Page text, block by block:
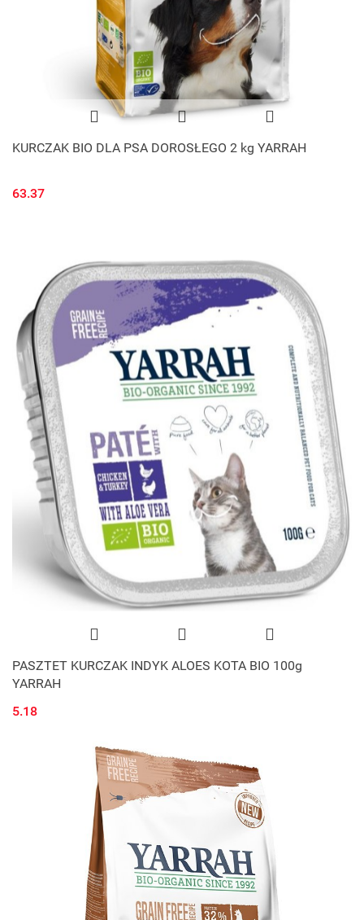
KURCZAK BIO DLA PSA DOROSŁEGO 2 kg YARRAH
63.37
PASZTET KURCZAK INDYK ALOES KOTA BIO 100g
YARRAH
5.18